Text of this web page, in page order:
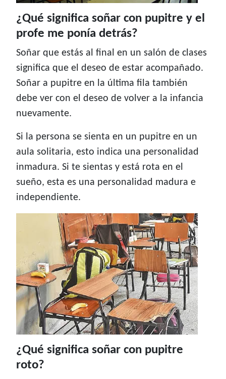
¿Qué significa soñar con pupitre y el
profe me ponía detrás?
Soñar que estás al final en un salón de clases
significa que el deseo de estar acompañado.
Soñar a pupitre en la última fila también
debe ver con el deseo de volver a la infancia
nuevamente.
Si la persona se sienta en un pupitre en un
aula solitaria, esto indica una personalidad
inmadura. Si te sientas y está rota en el
sueño, esta es una personalidad madura e
independiente.
¿Qué significa soñar con pupitre
roto?